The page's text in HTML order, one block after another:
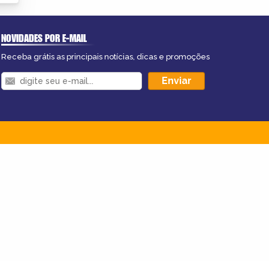
NOVIDADES POR E-MAIL
Receba grátis as principais notícias, dicas e promoções